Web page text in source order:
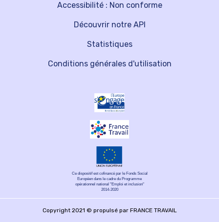
Découvrir notre API
Statistiques
Accessibilité : Non conforme
Conditions générales d'utilisation
Ce dispositif est cofinancé par le Fonds Social
Européen dans le cadre du Programme
opérationnel national "Emploi et inclusion"
2014-2020
Copyright 2021 © propulsé par FRANCE TRAVAIL